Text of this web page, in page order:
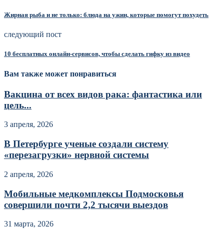
Жирная рыба и не только: блюда на ужин, которые помогут похудеть
следующий пост
10 бесплатных онлайн-сервисов, чтобы сделать гифку из видео
Вам также может понравиться
Вакцина от всех видов рака: фантастика или
цель...
3 апреля, 2026
В Петербурге ученые создали систему
«перезагрузки» нервной системы
2 апреля, 2026
Мобильные медкомплексы Подмосковья
совершили почти 2,2 тысячи выездов
31 марта, 2026